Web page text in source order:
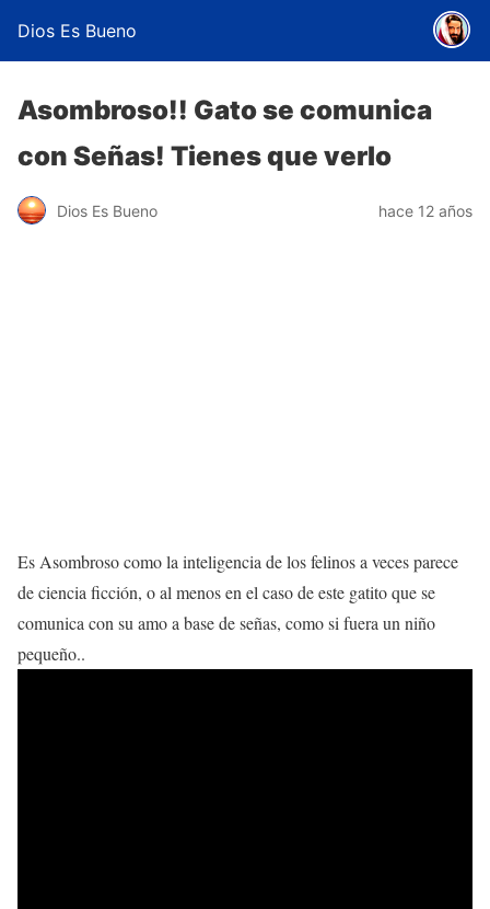
Dios Es Bueno
Asombroso!! Gato se comunica
con Señas! Tienes que verlo
Dios Es Bueno hace 12 años
Es Asombroso como la inteligencia de los felinos a veces parece
de ciencia ficción, o al menos en el caso de este gatito que se
comunica con su amo a base de señas, como si fuera un niño
pequeño..